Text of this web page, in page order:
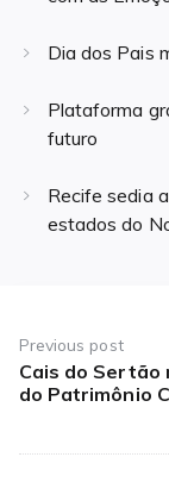
Dia dos Pais
Plataforma
futuro
Recife sedia
estados do
de
Post
Previous post
Previous
post:
Cais do Sertão
do Patrimônio